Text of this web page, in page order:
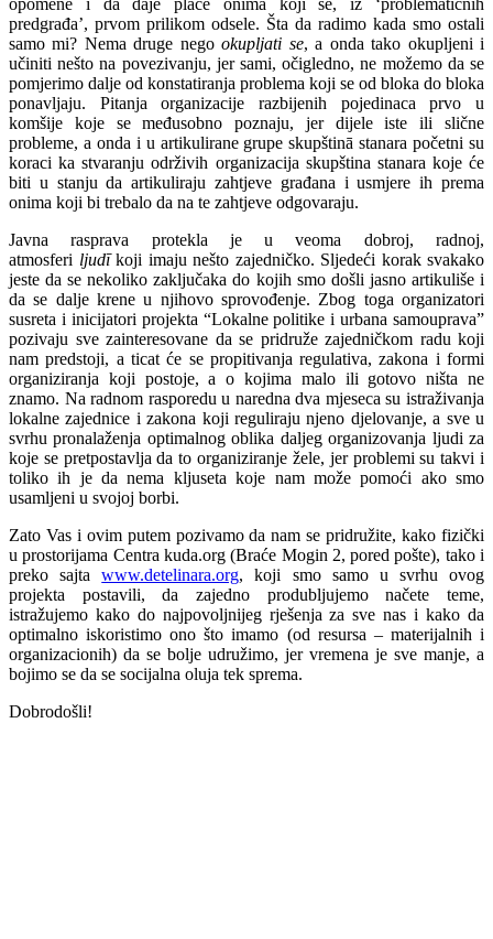
opomene i da daje plaće onima koji se, iz ‘problematičnih
predgrađa’, prvom prilikom odsele. Šta da radimo kada smo ostali
samo mi? Nema druge negookupljati se, a onda tako okupljeni i
učiniti nešto na povezivanju, jer sami, očigledno, ne možemo da se
pomjerimo dalje od konstatiranja problema koji se od bloka do bloka
ponavljaju. Pitanja organizacije razbijenih pojedinaca prvo u
komšije koje se međusobno poznaju, jer dijele iste ili slične
probleme, a onda i u artikulirane grupe skupštinā stanara početni su
koraci ka stvaranju održivih organizacija skupština stanara koje će
biti u stanju da artikuliraju zahtjeve građana i usmjere ih prema
onima koji bi trebalo da na te zahtjeve odgovaraju.
Javna rasprava protekla je u veoma dobroj, radnoj,
atmosferi ljudīkoji imaju nešto zajedničko. Sljedeći korak svakako
jeste da se nekoliko zaključaka do kojih smo došli jasno artikuliše i
da se dalje krene u njihovo sprovođenje. Zbog toga organizatori
susreta i inicijatori projekta “Lokalne politike i urbana samouprava”
pozivaju sve zainteresovane da se pridruže zajedničkom radu koji
nam predstoji, a ticat će se propitivanja regulativa, zakona i formi
organiziranja koji postoje, a o kojima malo ili gotovo ništa ne
znamo. Na radnom rasporedu u naredna dva mjeseca su istraživanja
lokalne zajednice i zakona koji reguliraju njeno djelovanje, a sve u
svrhu pronalaženja optimalnog oblika daljeg organizovanja ljudi za
koje se pretpostavlja da to organiziranje žele, jer problemi su takvi i
toliko ih je da nema kljuseta koje nam može pomoći ako smo
usamljeni u svojoj borbi.
Zato Vas i ovim putem pozivamo da nam se pridružite, kako fizički
u prostorijama Centra kuda.org (Braće Mogin 2, pored pošte), tako i
preko sajtawww.detelinara.org, koji smo samo u svrhu ovog
projekta postavili, da zajedno produbljujemo načete teme,
istražujemo kako do najpovoljnijeg rješenja za sve nas i kako da
optimalno iskoristimo ono što imamo (od resursa – materijalnih i
organizacionih) da se bolje udružimo, jer vremena je sve manje, a
bojimo se da se socijalna oluja tek sprema.
Dobrodošli!